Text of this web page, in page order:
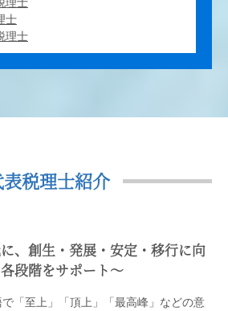
士
理士
税理士紹介
、創生・発展・安定・移行に向
段階をサポート〜
で「至上」「頂上」「最高峰」などの意